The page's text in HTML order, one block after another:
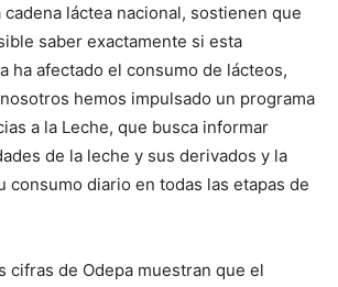
láctea nacional, sostienen que
saber exactamente si esta
ha afectado el consumo de lácteos,
hemos impulsado un programa
a la Leche, que busca informar
de la leche y sus derivados y la
consumo diario en todas las etapas de
cifras de Odepa muestran que el